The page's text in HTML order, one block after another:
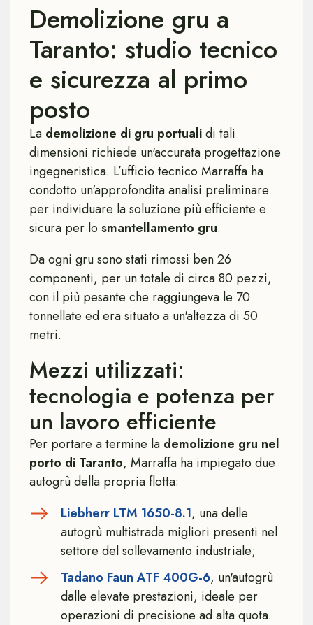
Demolizione gru a
Taranto: studio tecnico
e sicurezza al primo
posto
La demolizione di gru portualidi tali
dimensioni richiede un'accurata progettazione
ingegneristica. L’ufficio tecnico Marraffa ha
condotto un'approfondita analisi preliminare
per individuare la soluzione più efficiente e
sicura per lo smantellamento gru.
Da ogni gru sono stati rimossi ben 26
componenti, per un totale di circa 80 pezzi,
con il più pesante che raggiungeva le 70
tonnellate ed era situato a un'altezza di 50
metri.
Mezzi utilizzati:
tecnologia e potenza per
un lavoro efficiente
Per portare a termine la demolizione gru nel
porto di Taranto, Marraffa ha impiegato due
autogrù della propria flotta:
Liebherr LTM 1650-8.1, una delle
autogrù multistrada migliori presenti nel
settore del sollevamento industriale;
Tadano Faun ATF 400G-6, un'autogrù
dalle elevate prestazioni, ideale per
operazioni di precisione ad alta quota.